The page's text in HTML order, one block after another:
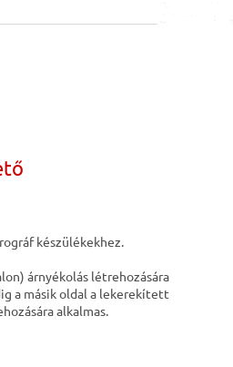
készülékekhez.
árnyékolás létrehozására
a másik oldal a lekerekített
alkalmas.